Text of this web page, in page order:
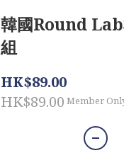
韓國Round
組
HK$89.00
HK$89.00 Member